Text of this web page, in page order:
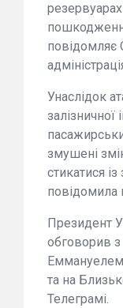
повідомляє
Унаслідок
залізничної
змушені
стикатися
повідомила
Президент
обговорив
та на
Телеграмі.